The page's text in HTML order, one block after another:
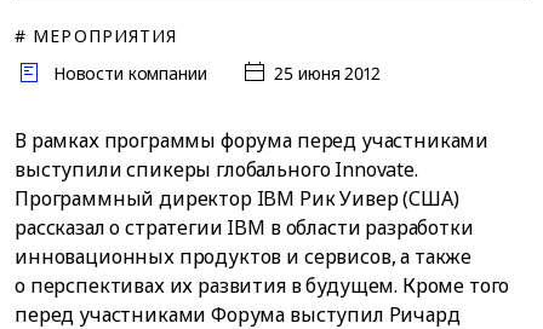
# МЕРОПРИЯТИЯ
Новости компании
25 июня 2012
В рамках программы форума перед участниками
выступили спикеры глобального Innovate.
Программный директор IBM Рик Уивер (США)
рассказал о стратегии IBM в области разработки
инновационных продуктов и сервисов, а также
о перспективах их развития в будущем. Кроме того
перед участниками Форума выступил Ричард